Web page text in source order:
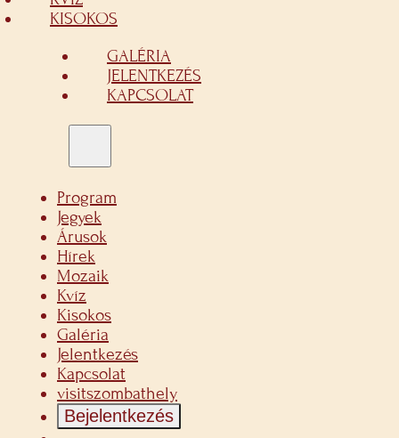
KISOKOS
GALÉRIA
JELENTKEZÉS
KAPCSOLAT
Program
Jegyek
Árusok
Hírek
Mozaik
Kvíz
Kisokos
Galéria
Jelentkezés
Kapcsolat
visitszombathely
Bejelentkezés